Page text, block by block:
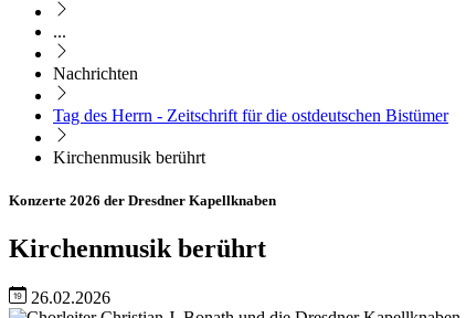
Pfadnavigation
...
Nachrichten
Tag des Herrn - Zeitschrift für die ostdeutschen Bistümer
Kirchenmusik berührt
Konzerte 2026 der Dresdner Kapellknaben
Kirchenmusik berührt
26.02.2026